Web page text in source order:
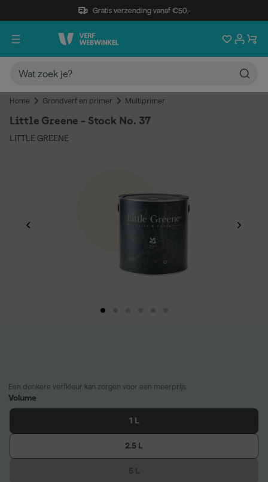
Gratis verzending vanaf €50,-
Home Grondverf en primer Multiprimer
Little Greene - Stock No. 37
LITTLE GREENE
Een donkere verfkleur kan zorgen voor een meerprijs.
Volume
1 L
2.5 L